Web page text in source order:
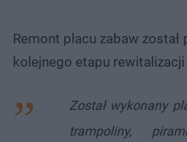
Remont placu zabaw
kolejnego etapu
Został wykonany
trampoliny,